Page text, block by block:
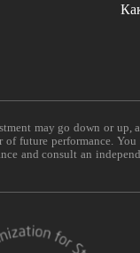
may go down or
future performance.
and consult an